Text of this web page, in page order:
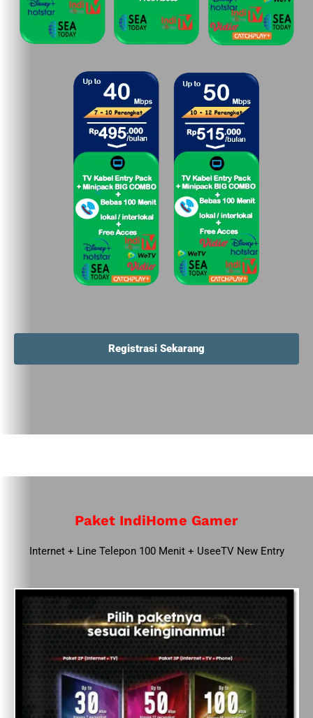
Registrasi Sekarang
Paket IndiHome Gamer
Internet + Line Telepon 100 Menit + UseeTV New Entry